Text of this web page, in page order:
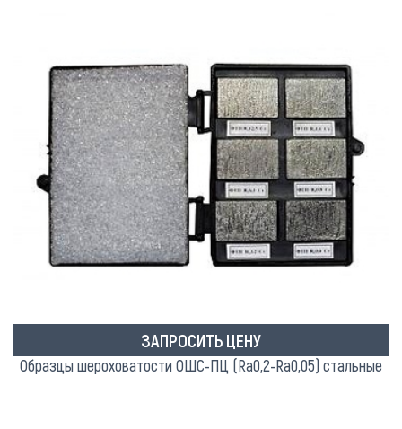
ЗАПРОСИТЬ ЦЕНУ
Образцы шероховатости ОШС-ПЦ (Ra0,2-Ra0,05) стальные